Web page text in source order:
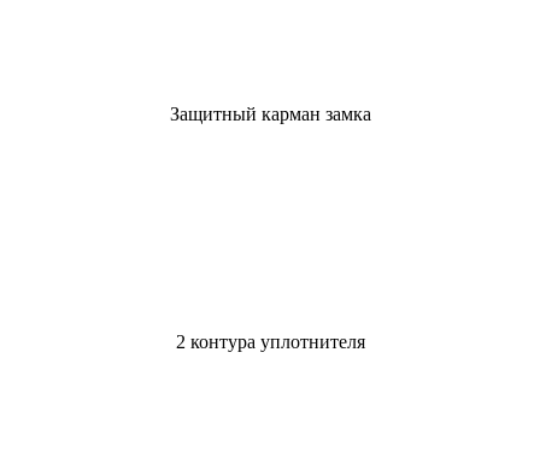
Защитный карман замка
2 контура уплотнителя